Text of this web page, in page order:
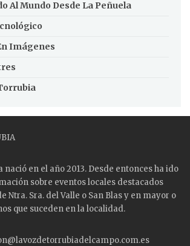
Al Mundo Desde La Peñuela
Imágenes
nació en el año 2013. Desde entonces ha ido
sobre eventos locales destacados
Ntra. Sra. del Valle o San Blas y en mayor o
que suceden en la localidad.